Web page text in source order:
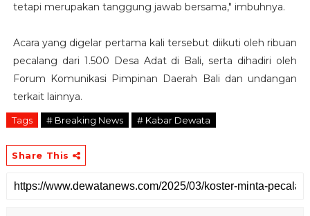
tetapi merupakan tanggung jawab bersama," imbuhnya.
Acara yang digelar pertama kali tersebut diikuti oleh ribuan
pecalang dari 1.500 Desa Adat di Bali, serta dihadiri oleh
Forum Komunikasi Pimpinan Daerah Bali dan undangan
terkait lainnya.
Tags # Breaking News # Kabar Dewata
Share This